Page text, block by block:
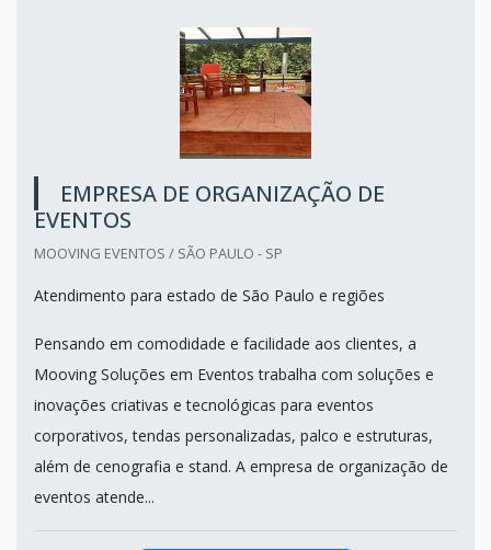
EMPRESA DE ORGANIZAÇÃO DE
EVENTOS
MOOVING EVENTOS / SÃO PAULO - SP
Atendimento para estado de São Paulo e regiões
Pensando em comodidade e facilidade aos clientes, a
Mooving Soluções em Eventos trabalha com soluções e
inovações criativas e tecnológicas para eventos
corporativos, tendas personalizadas, palco e estruturas,
além de cenografia e stand. A empresa de organização de
eventos atende...